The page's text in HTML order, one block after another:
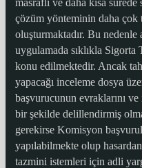
çözüm yönteminin daha çok
oluşturmaktadır. Bu nedenle
uygulamada sıklıkla
konu edilmektedir. Ancak
yapacağı inceleme dosya
başvurucunun evraklarını
bir şekilde delillendirmiş
gerekirse Komisyon
yapılabilmekte olup
tazmini istemleri için adli